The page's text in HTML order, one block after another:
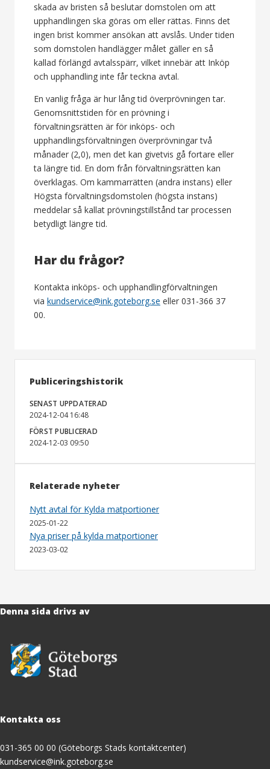
skada av bristen så beslutar domstolen om att
upphandlingen ska göras om eller rättas. Finns det
ingen brist kommer ansökan att avslås. Under tiden
som domstolen handlägger målet gäller en så
kallad förlängd avtalsspärr, vilket innebär att Inköp
och upphandling inte får teckna avtal.
En vanlig fråga är hur lång tid överprövningen tar.
Genomsnittstiden för en prövning i
förvaltningsrätten är för inköps- och
upphandlingsförvaltningen överprövningar två
månader (2,0), men det kan givetvis gå fortare eller
ta längre tid. En dom från förvaltningsrätten kan
överklagas. Om kammarrätten (andra instans) eller
Högsta förvaltningsdomstolen (högsta instans)
meddelar så kallat prövningstillstånd tar processen
betydligt längre tid.
Har du frågor?
Kontakta inköps- och upphandlingförvaltningen
via kundservice@ink.goteborg.se eller 031-366 37
00.
Publiceringshistorik
SENAST UPPDATERAD
2024-12-04 16:48
FÖRST PUBLICERAD
2024-12-03 09:50
Relaterade nyheter
Nytt avtal för Kylda matportioner
2025-01-22
Nya priser på kylda matportioner
2023-03-02
Denna sida drivs av
Kontakta oss
031-365 00 00 (Göteborgs Stads kontaktcenter)
kundservice@ink.goteborg.se